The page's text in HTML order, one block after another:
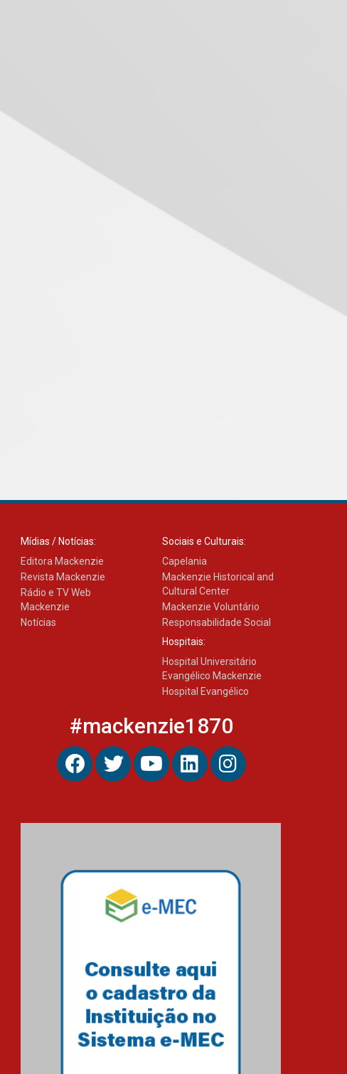
Como o Colégio Mackenzie
Mídias / Notícias:
Editora Mackenzie
Revista Mackenzie
Rádio e TV Web
Mackenzie
Notícias
Sociais e Culturais:
Capelania
Mackenzie Historical and
Cultural Center
Mackenzie Voluntário
Responsabilidade Social
Hospitais:
Hospital Universitário
Evangélico Mackenzie
Hospital Evangélico
#mackenzie1870